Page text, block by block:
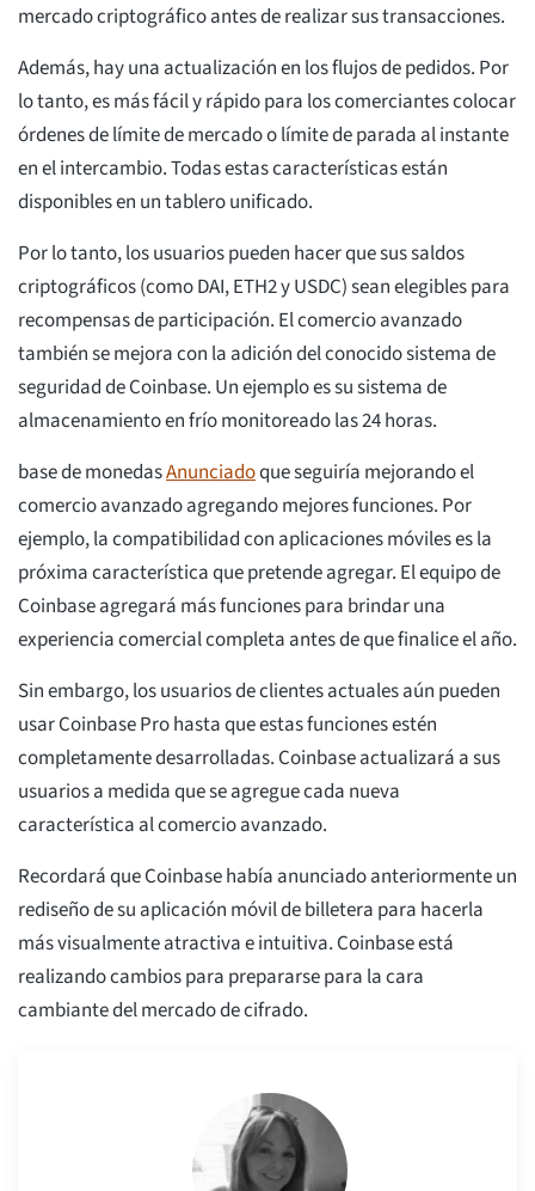
mercado criptográfico antes de realizar sus transacciones.
Además, hay una actualización en los flujos de pedidos. Por
lo tanto, es más fácil y rápido para los comerciantes colocar
órdenes de límite de mercado o límite de parada al instante
en el intercambio. Todas estas características están
disponibles en un tablero unificado.
Por lo tanto, los usuarios pueden hacer que sus saldos
criptográficos (como DAI, ETH2 y USDC) sean elegibles para
recompensas de participación. El comercio avanzado
también se mejora con la adición del conocido sistema de
seguridad de Coinbase. Un ejemplo es su sistema de
almacenamiento en frío monitoreado las 24 horas.
base de monedasAnunciadoque seguiría mejorando el
comercio avanzado agregando mejores funciones. Por
ejemplo, la compatibilidad con aplicaciones móviles es la
próxima característica que pretende agregar. El equipo de
Coinbase agregará más funciones para brindar una
experiencia comercial completa antes de que finalice el año.
Sin embargo, los usuarios de clientes actuales aún pueden
usar Coinbase Pro hasta que estas funciones estén
completamente desarrolladas. Coinbase actualizará a sus
usuarios a medida que se agregue cada nueva
característica al comercio avanzado.
Recordará que Coinbase había anunciado anteriormente un
rediseño de su aplicación móvil de billetera para hacerla
más visualmente atractiva e intuitiva. Coinbase está
realizando cambios para prepararse para la cara
cambiante del mercado de cifrado.